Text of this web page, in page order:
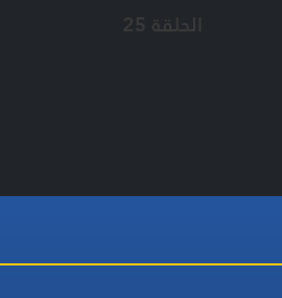
الحلقة 25